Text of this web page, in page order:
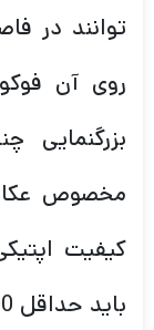
توانند در
روی آن
بزرگنمایی
مخصوص
کیفیت